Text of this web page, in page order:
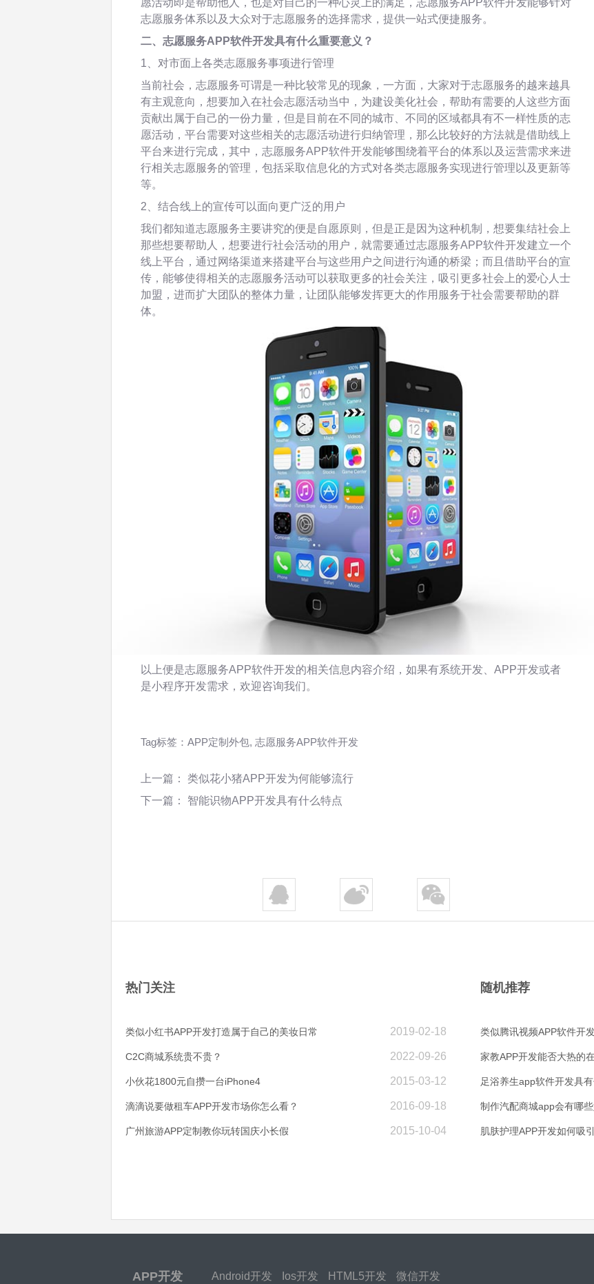
愿活动即是帮助他人，也是对自己的一种心灵上的满足，志愿服务APP软件开发能够针对
志愿服务体系以及大众对于志愿服务的选择需求，提供一站式便捷服务。
二、志愿服务APP软件开发具有什么重要意义？
1、对市面上各类志愿服务事项进行管理
当前社会，志愿服务可谓是一种比较常见的现象，一方面，大家对于志愿服务的越来越具
有主观意向，想要加入在社会志愿活动当中，为建设美化社会，帮助有需要的人这些方面
贡献出属于自己的一份力量，但是目前在不同的城市、不同的区域都具有不一样性质的志
愿活动，平台需要对这些相关的志愿活动进行归纳管理，那么比较好的方法就是借助线上
平台来进行完成，其中，志愿服务APP软件开发能够围绕着平台的体系以及运营需求来进
行相关志愿服务的管理，包括采取信息化的方式对各类志愿服务实现进行管理以及更新等
等。
2、结合线上的宣传可以面向更广泛的用户
我们都知道志愿服务主要讲究的便是自愿原则，但是正是因为这种机制，想要集结社会上
那些想要帮助人，想要进行社会活动的用户，就需要通过志愿服务APP软件开发建立一个
线上平台，通过网络渠道来搭建平台与这些用户之间进行沟通的桥梁；而且借助平台的宣
传，能够使得相关的志愿服务活动可以获取更多的社会关注，吸引更多社会上的爱心人士
加盟，进而扩大团队的整体力量，让团队能够发挥更大的作用服务于社会需要帮助的群
体。
以上便是志愿服务APP软件开发的相关信息内容介绍，如果有系统开发、APP开发或者
是小程序开发需求，欢迎咨询我们。
Tag标签： APP定制外包, 志愿服务APP软件开发
上一篇： 类似花小猪APP开发为何能够流行
下一篇： 智能识物APP开发具有什么特点
热门关注
2019-02-18
类似小红书APP开发打造属于自己的美妆日常
2022-09-26
C2C商城系统贵不贵？
2015-03-12
小伙花1800元自攒一台iPhone4
2016-09-18
滴滴说要做租车APP开发市场你怎么看？
2015-10-04
广州旅游APP定制教你玩转国庆小长假
随机推荐
类似腾讯视频APP软件开
家教APP开发能否大热的
足浴养生app软件开发具
制作汽配商城app会有哪
肌肤护理APP开发如何吸
APP开发 Android开发 Ios开发 HTML5开发 微信开发